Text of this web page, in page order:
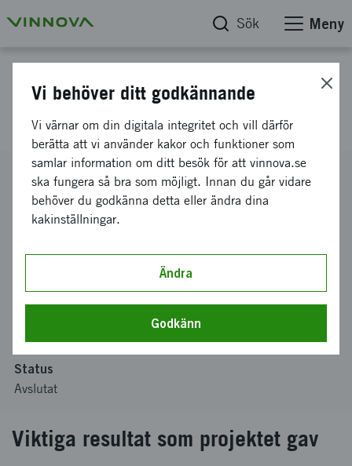
Sök Meny
HannoverMesse
Diarienummer
2019-01339
Koordinator
15 000 kronor
februari 2019-april 2019
Status
Avslutat
Viktiga resultat som projektet gav
Vi behöver ditt godkännande
Vi värnar om din digitala integritet och vill därför
berätta att vi använder kakor och funktioner som
samlar information om ditt besök för att vinnova.se
ska fungera så bra som möjligt. Innan du går vidare
behöver du godkänna detta eller ändra dina
kakinställningar.
Ändra
Godkänn